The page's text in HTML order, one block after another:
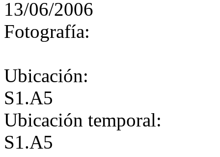
13/06/2006
Fotografía:
Ubicación:
S1.A5
Ubicación temporal:
S1.A5